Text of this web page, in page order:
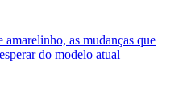
as mudanças que
do modelo atual